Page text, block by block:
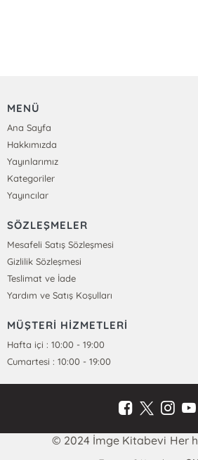
MENÜ
Ana Sayfa
Hakkımızda
Yayınlarımız
Kategoriler
Yayıncılar
SÖZLEŞMELER
Mesafeli Satış Sözleşmesi
Gizlilik Sözleşmesi
Teslimat ve İade
Yardım ve Satış Koşulları
MÜŞTERİ HİZMETLERİ
Hafta içi : 10:00 - 19:00
Cumartesi : 10:00 - 19:00
© 2024 İmge Kitabevi Her